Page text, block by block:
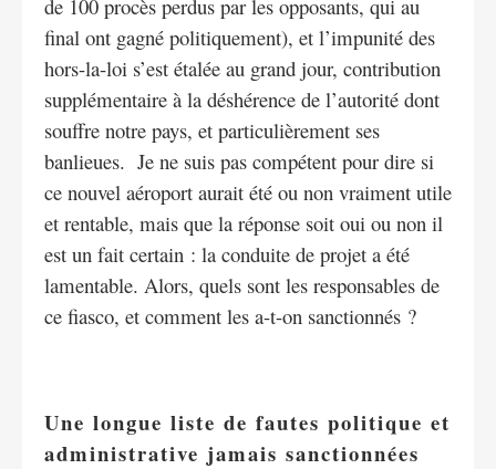
de 100 procès perdus par les opposants, qui au
final ont gagné politiquement), et l’impunité des
hors-la-loi s’est étalée au grand jour, contribution
supplémentaire à la déshérence de l’autorité dont
souffre notre pays, et particulièrement ses
banlieues. Je ne suis pas compétent pour dire si
ce nouvel aéroport aurait été ou non vraiment utile
et rentable, mais que la réponse soit oui ou non il
est un fait certain : la conduite de projet a été
lamentable. Alors, quels sont les responsables de
ce fiasco, et comment les a-t-on sanctionnés ?
Une longue liste de fautes politique et
administrative jamais sanctionnées